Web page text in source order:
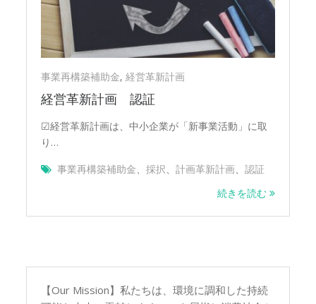
事業再構築補助金,経営革新計画
経営革新計画 認証
☑経営革新計画は、中小企業が「新事業活動」に取
り…
事業再構築補助金、採択、計画革新計画、認証
続きを読む
【Our Mission】私たちは、環境に調和した持続